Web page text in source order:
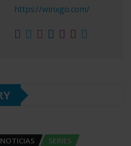
https://winxgo.com/
NOTICIAS
SERIES